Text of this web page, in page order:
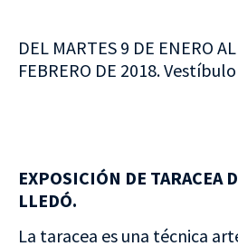
DEL MARTES 9 DE ENERO
FEBRERO DE 2018.
EXPOSICIÓN DE TARACEA
LLEDÓ.
La taracea es una técnica